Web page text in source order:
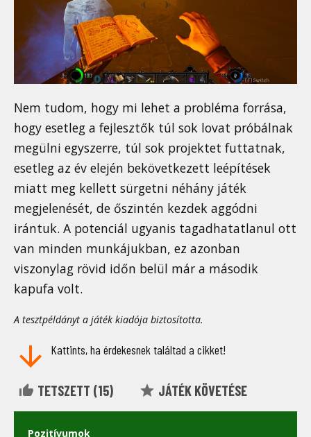
Nem tudom, hogy mi lehet a probléma forrása,
hogy esetleg a fejlesztők túl sok lovat próbálnak
megülni egyszerre, túl sok projektet futtatnak,
esetleg az év elején bekövetkezett leépítések
miatt meg kellett sürgetni néhány játék
megjelenését, de őszintén kezdek aggódni
irántuk. A potenciál ugyanis tagadhatatlanul ott
van minden munkájukban, ez azonban
viszonylag rövid időn belül már a második
kapufa volt.
A tesztpéldányt a játék kiadója biztosította.
Kattints, ha érdekesnek találtad a cikket!
TETSZETT (15) JÁTÉK KÖVETÉSE
Pozitívumok